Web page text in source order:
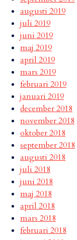
augusti 2019
juli 2019
juni 2019
maj 2019
april 2019
mars 2019
februari 2019
januari 2019
december 2018
november 2018
oktober 2018
september 2018
augusti 2018
juli 2018
juni 2018
maj 2018
april 2018
mars 2018
februari 2018